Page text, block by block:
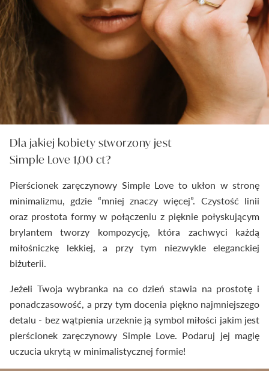
Dla jakiej kobiety stworzony jest
Simple Love 1,00 ct?
Pierścionek zaręczynowy Simple Love to ukłon w stronę
minimalizmu, gdzie “mniej znaczy więcej”. Czystość linii
oraz prostota formy w połączeniu z pięknie połyskującym
brylantem tworzy kompozycję, która zachwyci każdą
miłośniczkę lekkiej, a przy tym niezwykle eleganckiej
biżuterii.
Jeżeli Twoja wybranka na co dzień stawia na prostotę i
ponadczasowość, a przy tym docenia piękno najmniejszego
detalu - bez wątpienia urzeknie ją symbol miłości jakim jest
pierścionek zaręczynowy Simple Love. Podaruj jej magię
uczucia ukrytą w minimalistycznej formie!